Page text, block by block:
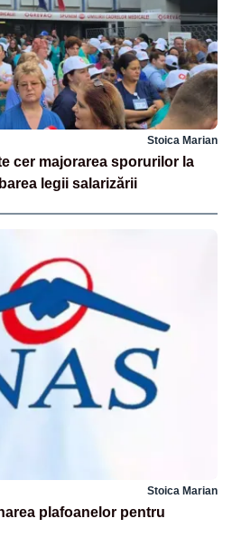
Stoica Marian
cer majorarea sporurilor la
legii salarizării
Stoica Marian
plafoanelor pentru